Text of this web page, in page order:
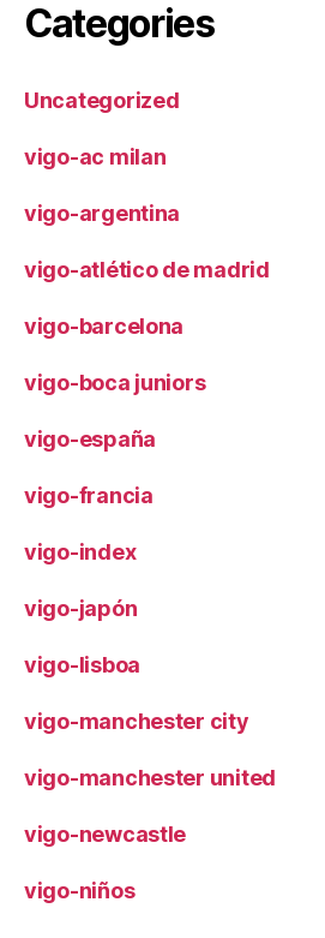
Categories
Uncategorized
vigo-ac milan
vigo-argentina
vigo-atlético de madrid
vigo-barcelona
vigo-boca juniors
vigo-españa
vigo-francia
vigo-index
vigo-japón
vigo-lisboa
vigo-manchester city
vigo-manchester united
vigo-newcastle
vigo-niños